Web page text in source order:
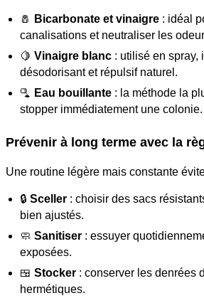
🧂 Bicarbonate et vinaigre : idéal
canalisations et neutraliser les
🍋 Vinaigre blanc : utilisé en spray,
désodorisant et répulsif naturel.
🫗 Eau bouillante : la méthode la
stopper immédiatement une colonie.
Prévenir à long terme avec la
Une routine légère mais constante
🔒 Sceller : choisir des sacs
bien ajustés.
🧼 Sanitiser : essuyer
exposées.
🍱 Stocker : conserver les denrées
hermétiques.